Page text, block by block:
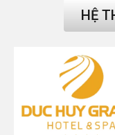
HỆ